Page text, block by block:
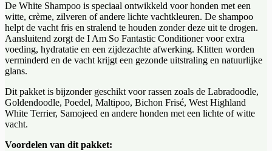
De White Shampoo is speciaal ontwikkeld voor honden met een
witte, crème, zilveren of andere lichte vachtkleuren. De shampoo
helpt de vacht fris en stralend te houden zonder deze uit te drogen.
Aansluitend zorgt de I Am So Fantastic Conditioner voor extra
voeding, hydratatie en een zijdezachte afwerking. Klitten worden
verminderd en de vacht krijgt een gezonde uitstraling en natuurlijke
glans.
Dit pakket is bijzonder geschikt voor rassen zoals de Labradoodle,
Goldendoodle, Poedel, Maltipoo, Bichon Frisé, West Highland
White Terrier, Samojeed en andere honden met een lichte of witte
vacht.
Voordelen van dit pakket: